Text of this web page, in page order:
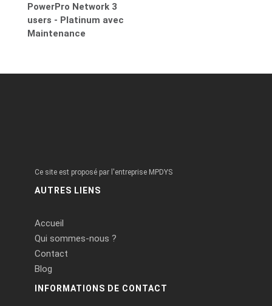
PowerPro Network 3
users - Platinum avec
Maintenance
Ce site est proposé par l'entreprise MPDYS
AUTRES LIENS
Accueil
Qui sommes-nous ?
Contact
Blog
INFORMATIONS DE CONTACT